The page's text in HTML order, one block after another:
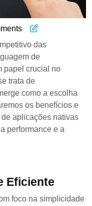
das
de
papel crucial no
trata de
como a escolha
os benefícios e
aplicações nativas
performance e a
Eficiente
foco na simplicidade